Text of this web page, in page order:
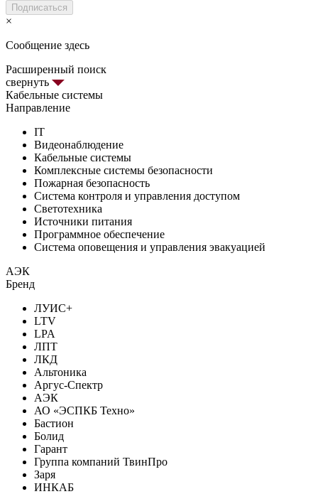
Подписаться
×
Сообщение здесь
Расширенный поиск
свернуть
Кабельные системы
Направление
IT
Видеонаблюдение
Кабельные системы
Комплексные системы безопасности
Пожарная безопасность
Система контроля и управления доступом
Светотехника
Источники питания
Программное обеспечение
Система оповещения и управления эвакуацией
АЭК
Бренд
ЛУИС+
LTV
LPA
ЛПТ
ЛКД
Альтоника
Аргус-Спектр
АЭК
АО «ЭСПКБ Техно»
Бастион
Болид
Гарант
Группа компаний ТвинПро
Заря
ИНКАБ